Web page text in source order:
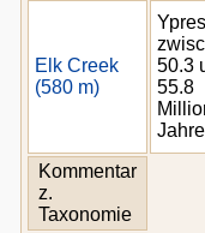
Elk Creek
(580 m)
50.3
55.8
Kommentar
z.
Taxonomie